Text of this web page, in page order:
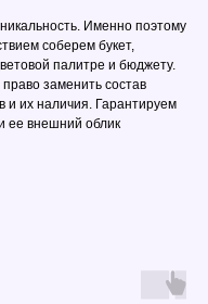
Именно поэтому
соберем букет,
палитре и бюджету.
заменить состав
и их наличия. Гарантируем
ее внешний облик